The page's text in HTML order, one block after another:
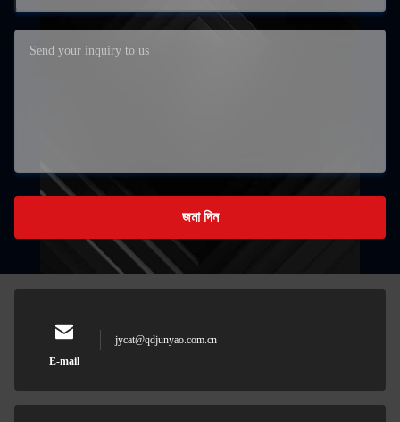
জমা দিন
E-mail
jycat@qdjunyao.com.cn